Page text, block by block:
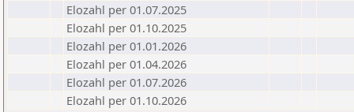
Elozahl per 01.07.2025
Elozahl per 01.10.2025
Elozahl per 01.01.2026
Elozahl per 01.04.2026
Elozahl per 01.07.2026
Elozahl per 01.10.2026